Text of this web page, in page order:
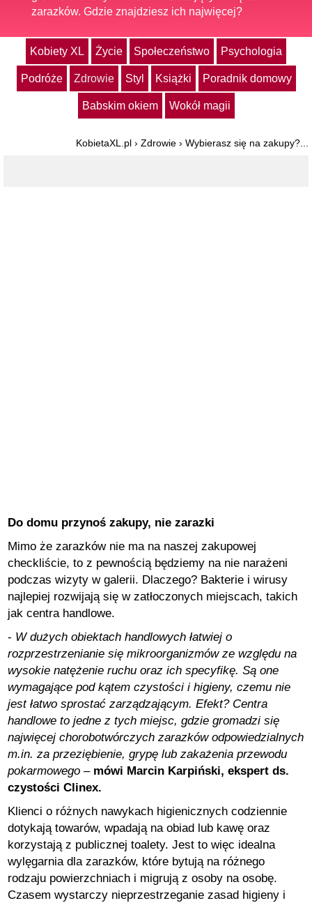
zarazków. Gdzie znajdziesz ich najwięcej?
Kobiety XL Życie Społeczeństwo Psychologia
Podróże Zdrowie Styl Książki Poradnik domowy
Babskim okiem Wokół magii
KobietaXL.pl › Zdrowie › Wybierasz się na zakupy?...
Do domu przynoś zakupy, nie zarazki
Mimo że zarazków nie ma na naszej zakupowej
checkliście, to z pewnością będziemy na nie narażeni
podczas wizyty w galerii. Dlaczego? Bakterie i wirusy
najlepiej rozwijają się w zatłoczonych miejscach, takich
jak centra handlowe.
- W dużych obiektach handlowych łatwiej o
rozprzestrzenianie się mikroorganizmów ze względu na
wysokie natężenie ruchu oraz ich specyfikę. Są one
wymagające pod kątem czystości i higieny, czemu nie
jest łatwo sprostać zarządzającym. Efekt? Centra
handlowe to jedne z tych miejsc, gdzie gromadzi się
najwięcej chorobotwórczych zarazków odpowiedzialnych
m.in. za przeziębienie, grypę lub zakażenia przewodu
pokarmowego – mówi Marcin Karpiński, ekspert ds.
czystości Clinex.
Klienci o różnych nawykach higienicznych codziennie
dotykają towarów, wpadają na obiad lub kawę oraz
korzystają z publicznej toalety. Jest to więc idealna
wylęgarnia dla zarazków, które bytują na różnego
rodzaju powierzchniach i migrują z osoby na osobę.
Czasem wystarczy nieprzestrzeganie zasad higieny i